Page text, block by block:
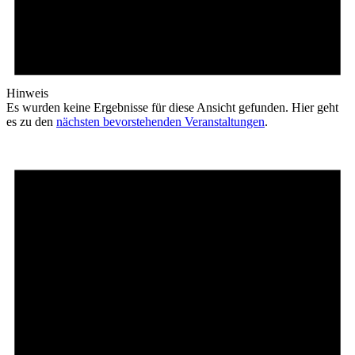
Hinweis
Es wurden keine Ergebnisse für diese Ansicht gefunden. Hier geht
es zu den nächsten bevorstehenden Veranstaltungen.